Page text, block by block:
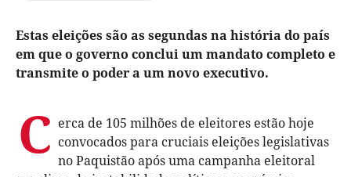
Estas eleições são as segundas na história do país
em que o governo conclui um mandato completo e
transmite o poder a um novo executivo.
C erca de 105 milhões de eleitores estão hoje
convocados para cruciais eleições legislativas
no Paquistão após uma campanha eleitoral